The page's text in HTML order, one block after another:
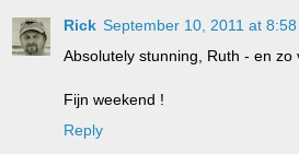
Rick September 10, 2011 at 8:58
Absolutely stunning, Ruth - en zo
Fijn weekend !
Reply